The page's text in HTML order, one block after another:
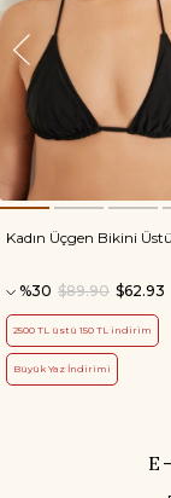
Kadın Üçgen Bikini
%30 $62.93
$89.90
2500 TL üstü 150 TL indirim
Büyük Yaz İndirimi